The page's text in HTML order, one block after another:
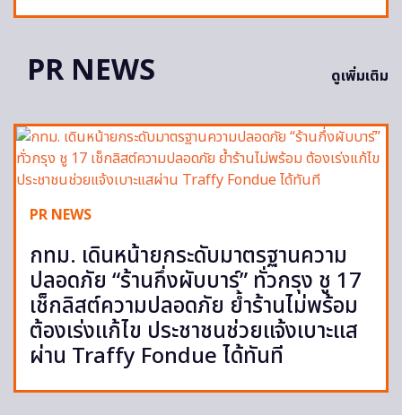
PR NEWS ดูเพิ่มเติม
PR NEWS
กทม. เดินหน้ายกระดับมาตรฐานความ
ปลอดภัย “ร้านกึ่งผับบาร์” ทั่วกรุง ชู 17
เช็กลิสต์ความปลอดภัย ย้ำร้านไม่พร้อม
ต้องเร่งแก้ไข ประชาชนช่วยแจ้งเบาะแส
ผ่าน Traffy Fondue ได้ทันที